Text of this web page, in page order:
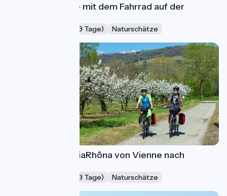
Ein Wochenende mit dem Fahrrad auf der
Wochenende (2-3 Tage) Naturschätze
4 Tage auf der ViaRhôna von Vienne nach
Wochenende (2-3 Tage) Naturschätze